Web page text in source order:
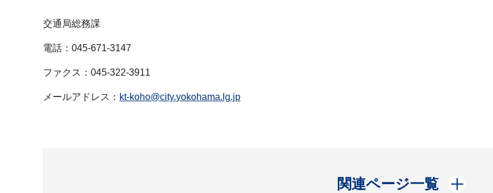
交通局総務課
電話：045-671-3147
ファクス：045-322-3911
メールアドレス： kt-koho@city.yokohama.lg.jp
関連ページ一覧
開く